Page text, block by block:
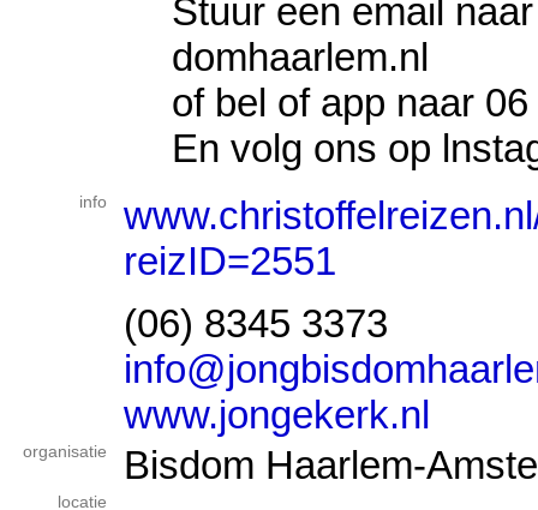
Stuur een email
domhaarlem.nl
of bel of app naar
En volg ons op
info
reizID=2551
(06) 8345 3373
www.jongekerk.nl
organisatie Bisdom Haarlem-
locatie